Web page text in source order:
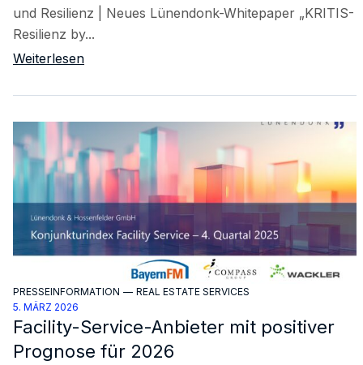
und Resilienz | Neues Lünendonk-Whitepaper „KRITIS-
Resilienz by...
Weiterlesen
PRESSEINFORMATION — REAL ESTATE SERVICES
5. MÄRZ 2026
Facility-Service-Anbieter mit positiver
Prognose für 2026